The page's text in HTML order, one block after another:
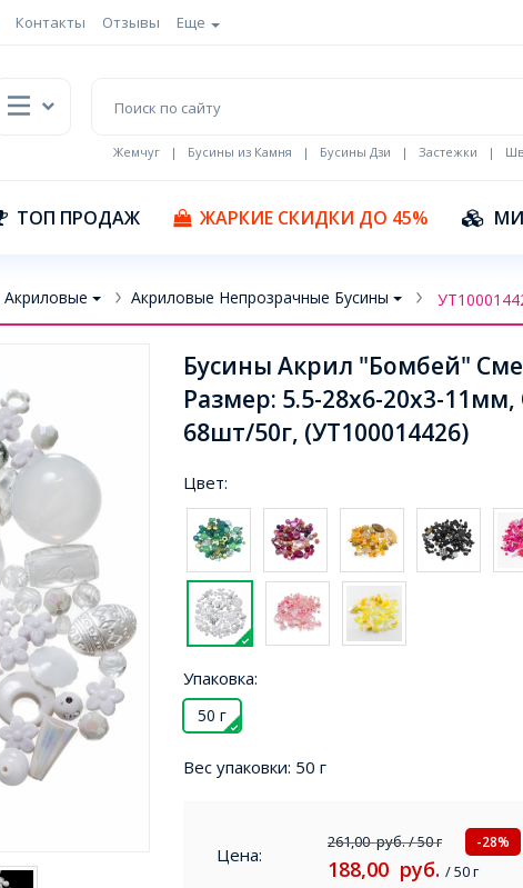
Контакты Отзывы Еще
Жемчуг | Бусины из Камня | Бусины Дзи | Застежки |
ТОП ПРОДАЖ ЖАРКИЕ СКИДКИ ДО 45%
Акриловые Акриловые Непрозрачные Бусины
Бусины Акрил "Бомбей"
Размер: 5.5-28x6-20x3-
68шт/50г, (УТ100014426)
Цвет:
Упаковка:
50 г
Вес упаковки: 50 г
Цена:
261,00руб./ 50 г -28%
188,00 руб. / 50 г